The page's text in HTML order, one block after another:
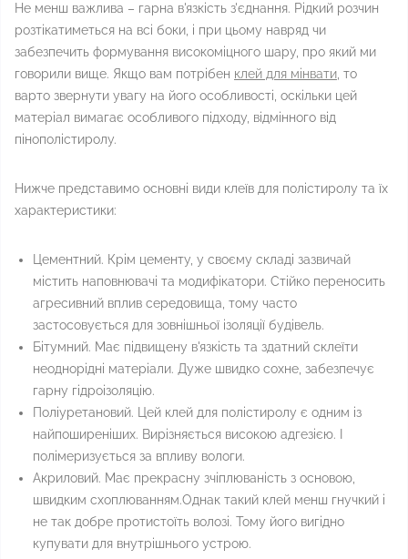
Не менш важлива – гарна в'язкість з'єднання. Рідкий розчин
розтікатиметься на всі боки, і при цьому навряд чи
забезпечить формування високоміцного шару, про який ми
говорили вище. Якщо вам потрібен клей для мінвати , то
варто звернути увагу на його особливості, оскільки цей
матеріал вимагає особливого підходу, відмінного від
пінополістиролу.
Нижче представимо основні види клеїв для полістиролу та їх
характеристики:
Цементний. Крім цементу, у своєму складі зазвичай
містить наповнювачі та модифікатори. Стійко переносить
агресивний вплив середовища, тому часто
застосовується для зовнішньої ізоляції будівель.
Бітумний. Має підвищену в'язкість та здатний склеїти
неоднорідні матеріали. Дуже швидко сохне, забезпечує
гарну гідроізоляцію.
Поліуретановий. Цей клей для полістиролу є одним із
найпоширеніших. Вирізняється високою адгезією. І
полімеризується за впливу вологи.
Акриловий. Має прекрасну зчіплюваність з основою,
швидким схоплюванням.Однак такий клей менш гнучкий і
не так добре протистоїть волозі. Тому його вигідно
купувати для внутрішнього устрою.